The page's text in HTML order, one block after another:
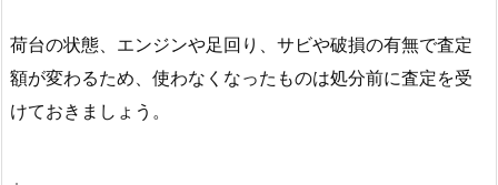
荷台の状態、エンジンや足回り、サビや破損の有無で査定
額が変わるため、使わなくなったものは処分前に査定を受
けておきましょう。